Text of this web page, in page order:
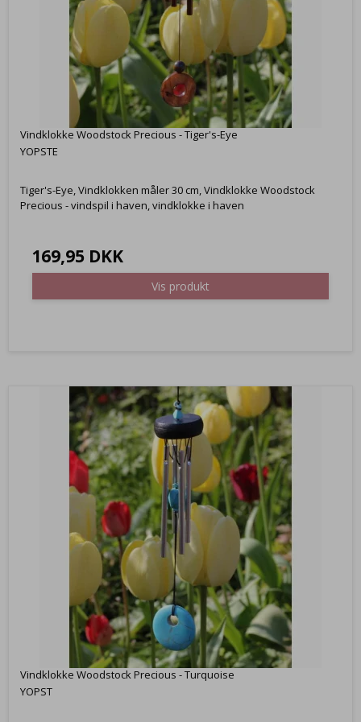
Vindklokke Woodstock Precious - Tiger's-Eye
YOPSTE
Tiger's-Eye, Vindklokken måler 30 cm, Vindklokke Woodstock
Precious - vindspil i haven, vindklokke i haven
169,95 DKK
Vis produkt
Vindklokke Woodstock Precious - Turquoise
YOPST